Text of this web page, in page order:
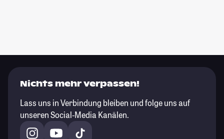
Nichts mehr verpassen!
Lass uns in Verbindung bleiben und folge uns auf
unseren Social-Media Kanälen.